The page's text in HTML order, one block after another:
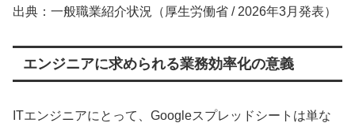
出典：一般職業紹介状況（厚生労働省 / 2026年3月発表）
エンジニアに求められる業務効率化の意義
ITエンジニアにとって、Googleスプレッドシートは単な